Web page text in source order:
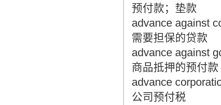
预付款；垫款
advance against
需要担保的贷款
advance against
商品抵押的预付款
advance
公司预付税